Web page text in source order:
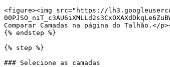
<figure><img src="https://
Comparar Camadas na página do Talhão.</
{% endstep %}
{% step %}
### Selecione as camadas